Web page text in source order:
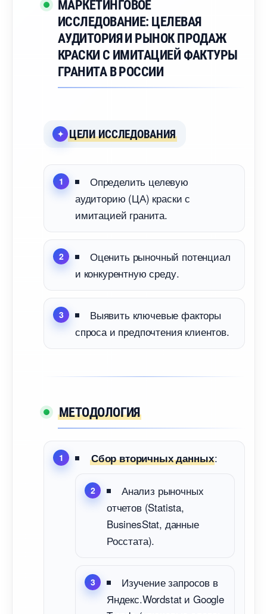
МАРКЕТИНГОВОЕ
ИССЛЕДОВАНИЕ: ЦЕЛЕВАЯ
АУДИТОРИЯ И РЫНОК ПРОДАЖ
КРАСКИ С ИМИТАЦИЕЙ ФАКТУРЫ
ГРАНИТА В РОССИИ
ЦЕЛИ ИССЛЕДОВАНИЯ
Определить целевую
аудиторию (ЦА) краски с
имитацией гранита.
Оценить рыночный потенциал
и конкурентную среду.
ыявить ключевые факторы
спроса и предпочтения клиентов.
МЕТОДОЛОГИЯ
Сбор вторичных данных:
Анализ рыночных
отчетов (Statista,
BusinesStat, данные
Росстата).
Изучение запросо
Яндекс.Wordstat и Google